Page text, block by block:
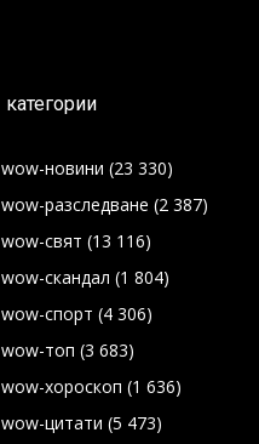
категории
wow-новини (23 330)
wow-разследване (2 387)
wow-свят (13 116)
wow-скандал (1 804)
wow-спорт (4 306)
wow-топ (3 683)
wow-хороскоп (1 636)
wow-цитати (5 473)